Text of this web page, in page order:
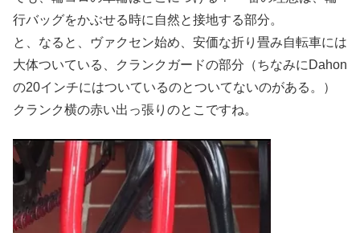
行バッグをかぶせる時に自然と接地する部分。
と、なると、ヴァクセン始め、安価な折り畳み自転車には
大体ついている、クランクガードの部分（ちなみにDahon
の20インチにはついているのとついてないのがある。）
クランク横の赤い出っ張りのとこですね。